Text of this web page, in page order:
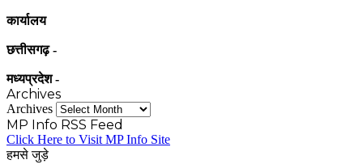
कार्यालय
छत्तीसगढ़ -
मध्यप्रदेश -
Archives
Archives
MP Info RSS Feed
Click Here to Visit MP Info Site
हमसे जुड़े